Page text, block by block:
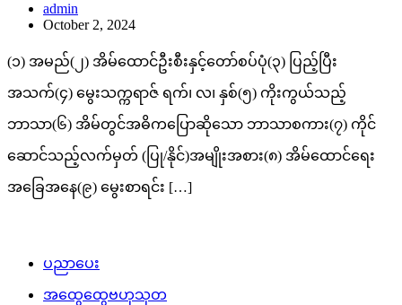
admin
October 2, 2024
(၁) အမည်(၂) အိမ်ထောင်ဦးစီးနှင့်တော်စပ်ပုံ(၃) ပြည့်ပြီး
အသက်(၄) မွေးသက္ကရာဇ် ရက်၊ လ၊ နှစ်(၅) ကိုးကွယ်သည့်
ဘာသာ(၆) အိမ်တွင်အဓိကပြောဆိုသော ဘာသာစကား(၇) ကိုင်
ဆောင်သည့်လက်မှတ် (ပြု/နိုင်)အမျိုးအစား(၈) အိမ်ထောင်ရေး
အခြေအနေ(၉) မွေးစာရင်း […]
ပညာပေး
အထွေထွေဗဟုသုတ